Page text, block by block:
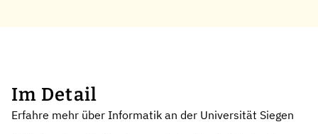
Im Detail
Erfahre mehr über Informatik an der Universität Siegen